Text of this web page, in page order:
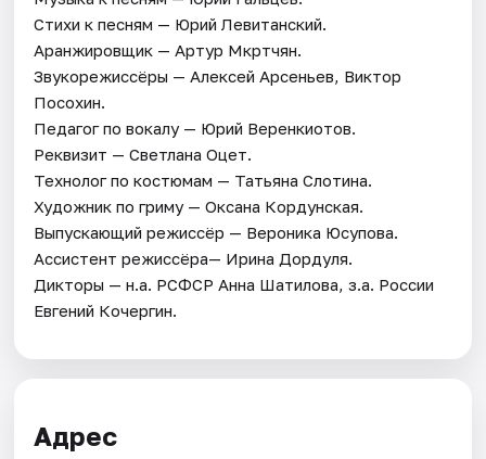
Стихи к песням — Юрий Левитанский.
Аранжировщик — Артур Мкртчян.
Звукорежиссёры — Алексей Арсеньев, Виктор
Посохин.
Педагог по вокалу — Юрий Веренкиотов.
Реквизит — Светлана Оцет.
Технолог по костюмам — Татьяна Слотина.
Художник по гриму — Оксана Кордунская.
Выпускающий режиссёр — Вероника Юсупова.
Ассистент режиссёра— Ирина Дордуля.
Дикторы — н.а. РСФСР Анна Шатилова, з.а. России
Евгений Кочергин.
Адрес